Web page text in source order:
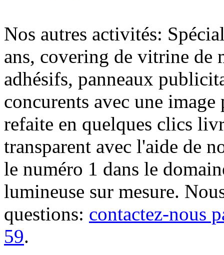
Nos autres activités:
ans, covering de vitrine de
adhésifs, panneaux
concurents avec une
refaite en quelques clics
transparent avec l'aide de
le numéro 1 dans le
lumineuse sur mesure.
questions: contactez-nous
59.